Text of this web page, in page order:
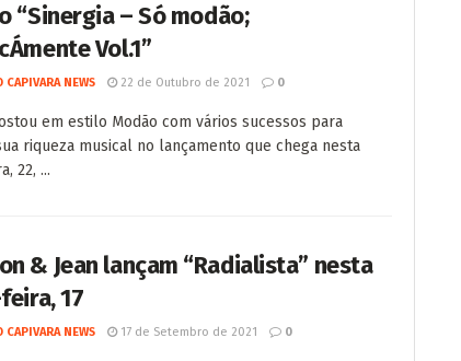
“Sinergia – Só modão;
Vol.1”
CAPIVARA NEWS 22 de Outubro de 2021 0
em estilo Modão com vários sucessos para
riqueza musical no lançamento que chega nesta
22, ...
& Jean lançam “Radialista” nesta
17
CAPIVARA NEWS 17 de Setembro de 2021 0